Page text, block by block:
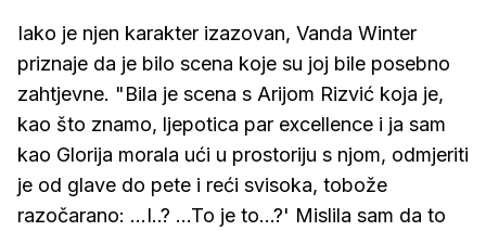
Iako je njen karakter izazovan, Vanda Winter
priznaje da je bilo scena koje su joj bile posebno
zahtjevne. "Bila je scena s Arijom Rizvić koja je,
kao što znamo, ljepotica par excellence i ja sam
kao Glorija morala ući u prostoriju s njom, odmjeriti
je od glave do pete i reći svisoka, tobože
razočarano: ...I..? ...To je to...?' Mislila sam da to